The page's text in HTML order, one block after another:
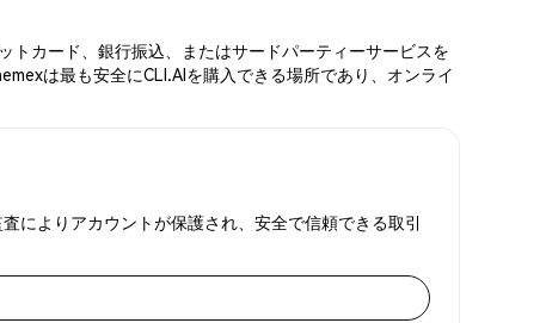
トカード、銀行振込、またはサードパーティーサービスを
は最も安全にCLI.AIを購入できる場所であり、オンライ
によりアカウントが保護され、安全で信頼できる取引